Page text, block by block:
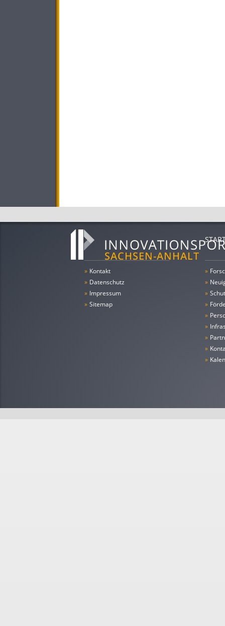
» Kontakt
» Datenschutz
» Impressum
» Sitemap
»
»
»
»
»
»
»
»
»